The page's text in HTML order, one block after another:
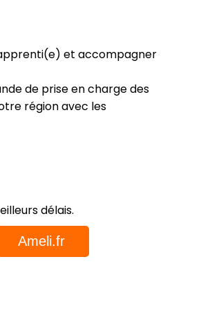
et accompagner
de prise en charge des
région avec les
délais.
Ameli.fr